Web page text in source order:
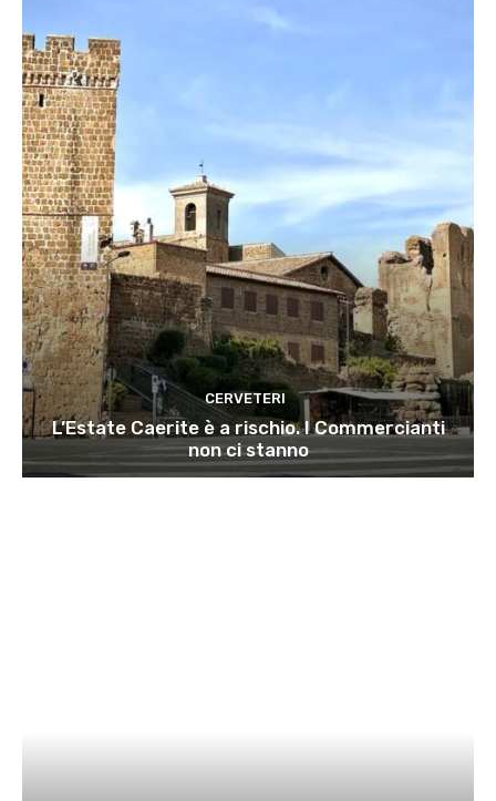
CERVETERI
L’Estate Caerite è a rischio. I Commercianti
non ci stanno